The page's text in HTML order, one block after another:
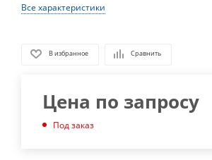
Все характеристики
В избранное Сравнить
Цена по запросу
Под заказ